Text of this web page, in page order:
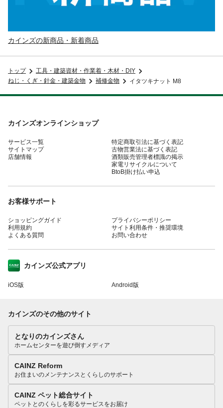
カインズの新商品・新着商品
トップ
工具・建築資材・作業着・木材・DIY
ねじ・くぎ・針金・建築金物
補修金物 イタツキナット M8
カインズオンラインショップ
サービス一覧
サイトマップ
店舗情報
特定商取引法に基づく表記
古物営業法に基づく表記
酒類販売管理者標識の掲示
家電リサイクルについて
BtoB掛け払い申込
お客様サポート
ショッピングガイド
利用規約
よくある質問
プライバシーポリシー
サイト利用条件・推奨環境
お問い合わせ
カインズ公式アプリ
iOS版 Android版
カインズのその他のサイト
となりのカインズさん
ホームセンターを遊び倒すメディア
CAINZ Reform
お住まいのメンテナンスとくらしのサポート
CAINZ ペット総合サイト
ペットとのくらしを彩るサービスをお届け